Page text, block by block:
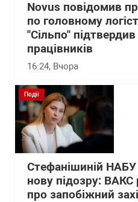
Novus повідомив
по головному
"Сільпо"
працівників
16:24, Вчора
Події
Стефанішиній
нову підозру: ВАКС
про запобіжний